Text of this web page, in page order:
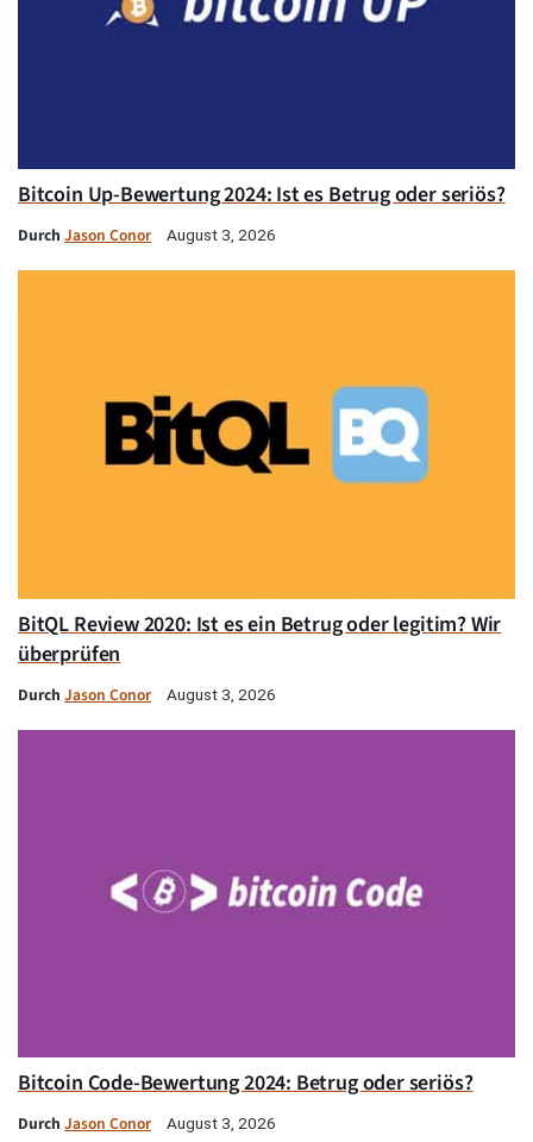
Bitcoin Up-Bewertung 2024: Ist es Betrug oder seriös?
Durch Jason Conor August 3, 2026
BitQL Review 2020: Ist es ein Betrug oder legitim? Wir
überprüfen
Durch Jason Conor August 3, 2026
Bitcoin Code-Bewertung 2024: Betrug oder seriös?
Durch Jason Conor August 3, 2026